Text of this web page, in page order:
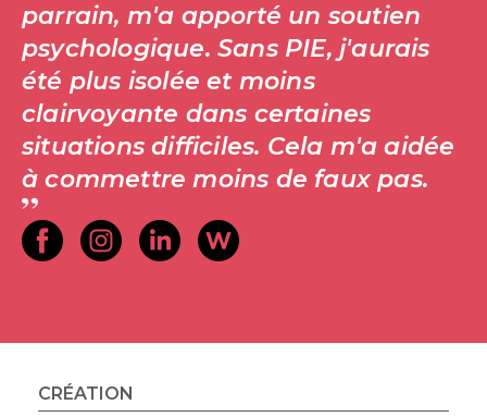
parrain, m'a apporté un soutien
psychologique. Sans PIE, j'aurais
été plus isolée et moins
clairvoyante dans certaines
situations difficiles. Cela m'a aidée
à commettre moins de faux pas.
CRÉATION